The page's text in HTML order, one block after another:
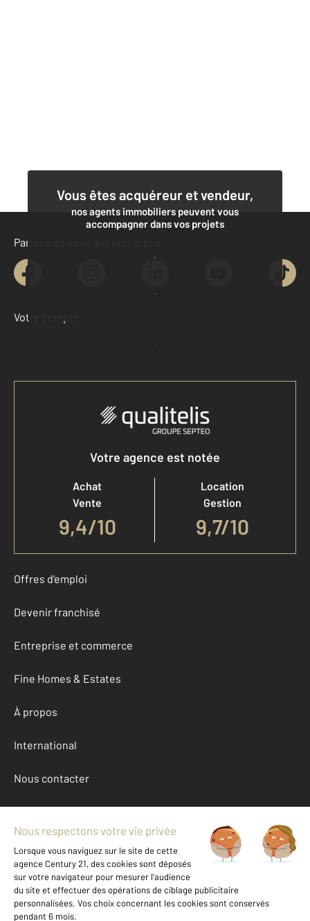
Vous êtes acquéreur et vendeur,
nos agents immobiliers peuvent vous
accompagner dans vos projets
Contacter l'agence
Demander une estimation
Parlons de vous, parlons biens
Votre compte :
Accéder à mon compte
Votre agence est notée
Achat
Vente
9,4/10
Location
Gestion
9,7/10
Offres d'emploi
Devenir franchisé
Entreprise et commerce
Fine Homes & Estates
À propos
International
Nous contacter
Mentions légales & CGU et Barèmes d'honoraires
Données personnelles
Gestionnaire des cookies